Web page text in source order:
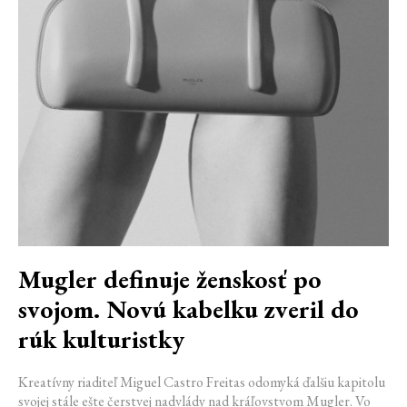
Mugler definuje ženskosť po
svojom. Novú kabelku zveril do
rúk kulturistky
Kreatívny riaditeľ Miguel Castro Freitas odomyká ďalšiu kapitolu
svojej stále ešte čerstvej nadvlády nad kráľovstvom Mugler. Vo